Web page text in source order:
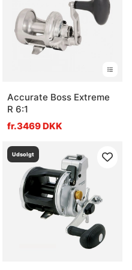
Accurate Boss Extreme
R 6:1
fr.3469 DKK
Udsolgt